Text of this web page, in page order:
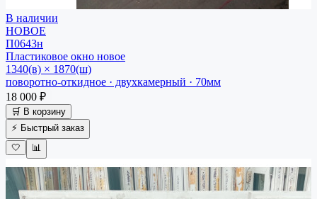
В наличии
НОВОЕ
П0643н
Пластиковое окно новое
1340(в) × 1870(ш)
поворотно-откидное · двухкамерный · 70мм
18 000 ₽
🛒 В корзину
⚡ Быстрый заказ
🤍
📊